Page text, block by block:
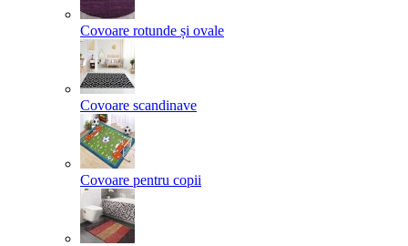
Covoare rotunde și ovale
Covoare scandinave
Covoare pentru copii